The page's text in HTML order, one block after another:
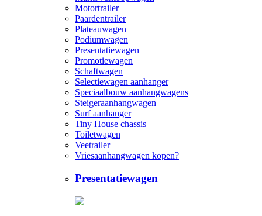
Motortrailer
Paardentrailer
Plateauwagen
Podiumwagen
Presentatiewagen
Promotiewagen
Schaftwagen
Selectiewagen aanhanger
Speciaalbouw aanhangwagens
Steigeraanhangwagen
Surf aanhanger
Tiny House chassis
Toiletwagen
Veetrailer
Vriesaanhangwagen kopen?
Presentatiewagen